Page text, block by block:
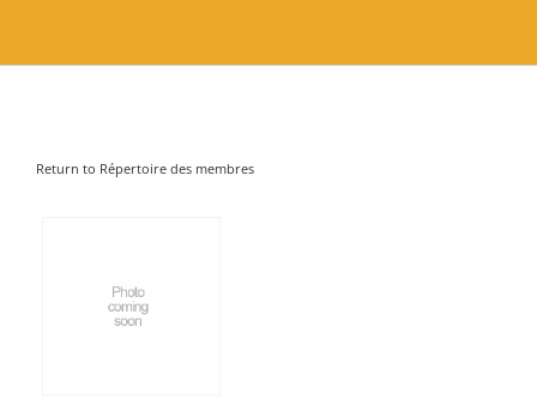
Return to Répertoire des membres